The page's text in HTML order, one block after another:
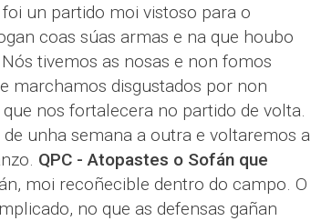
un partido moi vistoso para o
coas súas armas e na que houbo
tivemos as nosas e non fomos
marchamos disgustados por non
nos fortalecera no partido de volta.
unha semana a outra e voltaremos a
QPC - Atopastes o Sofán que
moi recoñecible dentro do campo. O
no que as defensas gañan